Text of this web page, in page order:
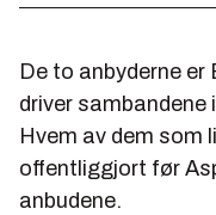
De to anbyderne
driver
Hvem av dem som
offentliggjort før
anbudene.